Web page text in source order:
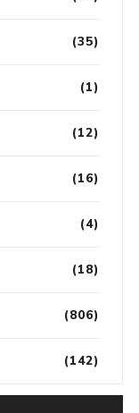
(35)
(1)
(12)
(16)
(4)
(18)
(806)
(142)